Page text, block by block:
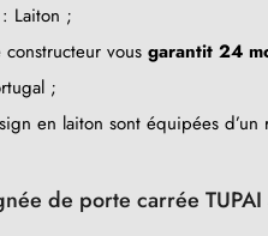
Laiton ;
vous garantit 24
;
en laiton sont équipées
de porte carrée